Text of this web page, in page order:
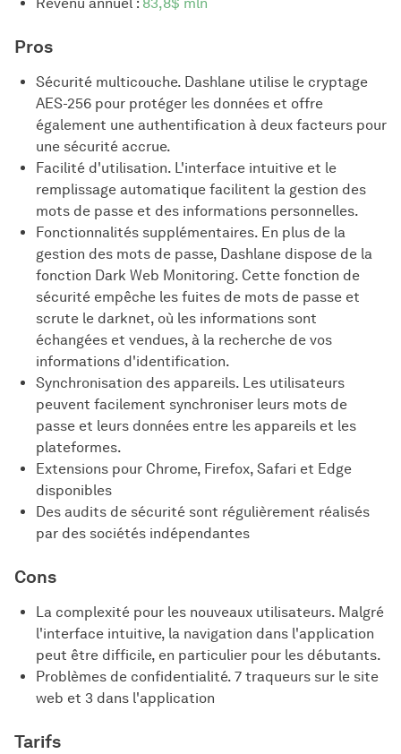
Pros
Sécurité multicouche. Dashlane utilise le cryptage
AES-256 pour protéger les données et offre
également une authentification à deux facteurs pour
une sécurité accrue.
Facilité d'utilisation. L'interface intuitive et le
remplissage automatique facilitent la gestion des
mots de passe et des informations personnelles.
Fonctionnalités supplémentaires. En plus de la
gestion des mots de passe, Dashlane dispose de la
fonction Dark Web Monitoring. Cette fonction de
sécurité empêche les fuites de mots de passe et
scrute le darknet, où les informations sont
échangées et vendues, à la recherche de vos
informations d'identification.
Synchronisation des appareils. Les utilisateurs
peuvent facilement synchroniser leurs mots de
passe et leurs données entre les appareils et les
plateformes.
Extensions pour Chrome, Firefox, Safari et Edge
disponibles
Des audits de sécurité sont régulièrement réalisés
par des sociétés indépendantes
Cons
La complexité pour les nouveaux utilisateurs. Malgré
l'interface intuitive, la navigation dans l'application
peut être difficile, en particulier pour les débutants.
Problèmes de confidentialité. 7 traqueurs sur le site
web et 3 dans l'application
Tarifs